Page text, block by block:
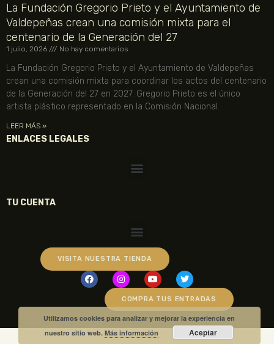
La Fundación Gregorio Prieto y el Ayuntamiento de
Valdepeñas crean una comisión mixta para el
centenario de la Generación del 27
1 julio, 2026 No hay comentarios
La Fundación Gregorio Prieto y el Ayuntamiento de Valdepeñas
crean una comisión mixta para coordinar los actos del centenario
de la Generación del 27 en 2027. Gregorio Prieto es el único
artista plástico representado en la Comisión Nacional.
LEER MÁS »
ENLACES LEGALES
TU CUENTA
VISITA NUESTRA TIENDA
COMPRA TUS ENTRADAS
Utilizamos cookies para analizar y mejorar la experiencia en
nuestro sitio web.Más información Aceptar